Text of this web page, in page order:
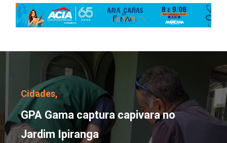
GPA Gama captura
Cidades,
GPA Gama captura capivara no
Jardim Ipiranga